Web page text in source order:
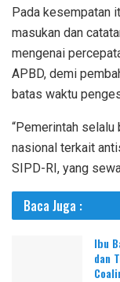
Pada kesempatan
masukan dan
mengenai
APBD, demi
batas waktu
“Pemerintah
nasional terkait
SIPD-RI, yang
Baca Juga :
Ibu
dan